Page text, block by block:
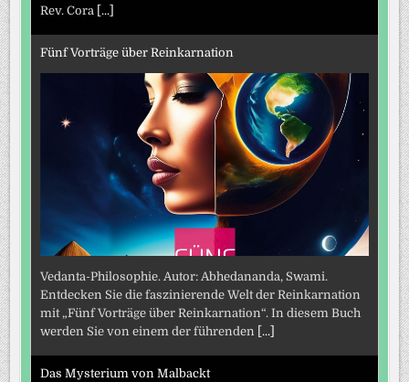
Rev. Cora
[...]
Fünf Vorträge über Reinkarnation
Vedanta-Philosophie. Autor: Abhedananda, Swami.
Entdecken Sie die faszinierende Welt der Reinkarnation
mit „Fünf Vorträge über Reinkarnation“. In diesem Buch
werden Sie von einem der führenden
[...]
Das Mysterium von Malbackt